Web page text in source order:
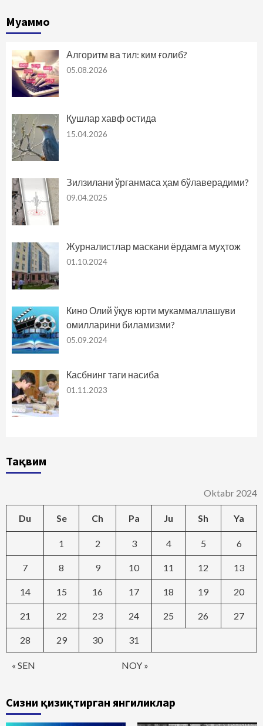
Муаммо
Алгоритм ва тил: ким ғолиб?
05.08.2026
Қушлар хавф остида
15.04.2026
Зилзилани ўрганмаса ҳам бўлаверадими?
09.04.2025
Журналистлар маскани ёрдамга муҳтож
01.10.2024
Кино Олий ўқув юрти мукаммаллашуви
омилларини биламизми?
05.09.2024
Касбнинг таги насиба
01.11.2023
Тақвим
Oktabr 2024
Du Se Ch Pa Ju Sh Ya
« SEN NOY »
1 2 3 4 5 6
7 8 9 10 11 12 13
14 15 16 17 18 19 20
21 22 23 24 25 26 27
28 29 30 31
Сизни қизиқтирган янгиликлар